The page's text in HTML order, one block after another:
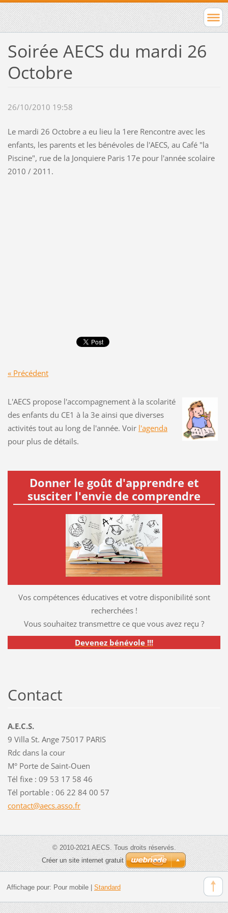
Soirée AECS du mardi 26
Octobre
26/10/2010 19:58
Le mardi 26 Octobre a eu lieu la 1ere Rencontre avec les
enfants, les parents et les bénévoles de l'AECS, au Café "la
Piscine", rue de la Jonquiere Paris 17e pour l'année scolaire
2010 / 2011.
« Précédent
L'AECS propose l'accompagnement à la scolarité
des enfants du CE1 à la 3e ainsi que diverses
activités tout au long de l'année. Voir l'agenda
pour plus de détails.
Donner le goût d'apprendre et
susciter l'envie de comprendre
Vos compétences éducatives et votre disponibilité sont
recherchées !
Vous souhaitez transmettre ce que vous avez reçu ?
Devenez bénévole !!!
Contact
A.E.C.S.
9 Villa St. Ange 75017 PARIS
Rdc dans la cour
M° Porte de Saint-Ouen
Tél fixe : 09 53 17 58 46
Tél portable : 06 22 84 00 57
contact@aecs.asso.fr
© 2010-2021 AECS. Tous droits réservés.
Créer un site internet gratuit
Affichage pour: Pour mobile| Standard